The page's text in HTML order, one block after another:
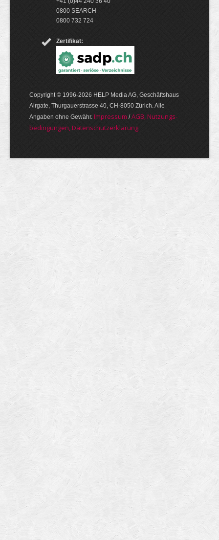
0800 SEARCH
0800 732 724
Zertifikat:
Copyright © 1996-2026 HELP Media AG, Geschäftshaus
Airgate, Thurgauer­strasse 40, CH-8050 Zürich. Alle
Angaben ohne Gewähr. Im­pres­sum /AGB, Nut­zungs­
bedin­gungen, Daten­schutz­er­klärung